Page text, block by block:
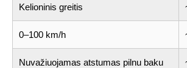
Kelioninis greitis
0–100 km/h
Nuvažiuojamas atstumas pilnu baku